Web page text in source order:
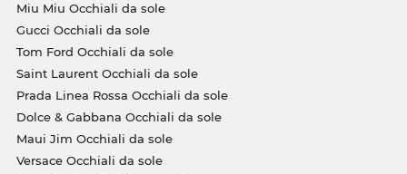
Miu Miu Occhiali da sole
Gucci Occhiali da sole
Tom Ford Occhiali da sole
Saint Laurent Occhiali da sole
Prada Linea Rossa Occhiali da sole
Dolce & Gabbana Occhiali da sole
Maui Jim Occhiali da sole
Versace Occhiali da sole